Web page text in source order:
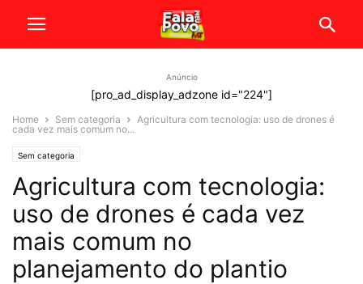
Anúncio
[pro_ad_display_adzone id="224"]
Home Sem categoria
Agricultura com tecnologia: uso de drones é
cada vez mais comum no...
Sem categoria
Agricultura com tecnologia:
uso de drones é cada vez
mais comum no
planejamento do plantio